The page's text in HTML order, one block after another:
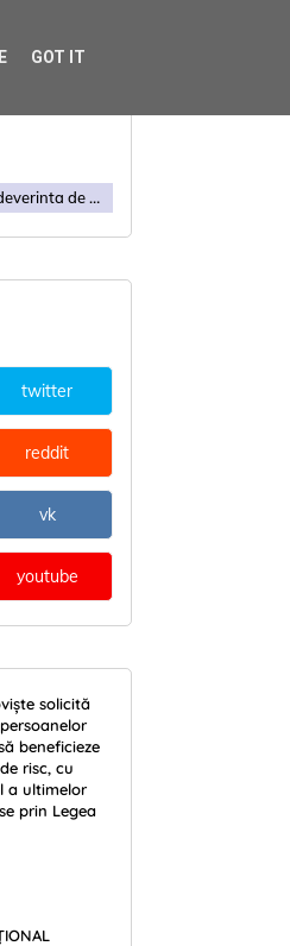
de membru***
twitter
reddit
vk
youtube
solicită
beneficieze
risc, cu
a ultimelor
prin Legea
GOT IT